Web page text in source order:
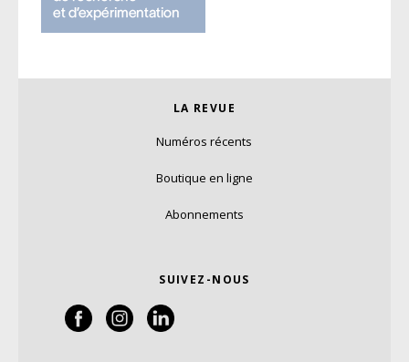
LA REVUE
Numéros récents
Boutique en ligne
Abonnements
SUIVEZ-NOUS